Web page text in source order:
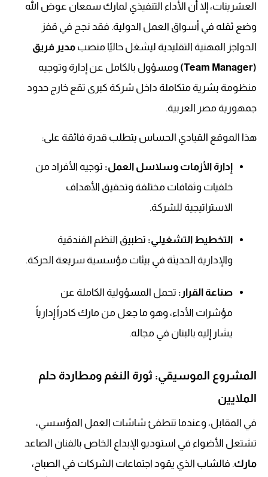
العشرينات، إلا أن الأداء التنفيذي لمارك سمعان عوض الله
وضع ثقله في أسواق العمل الدولية. فقد نجح في قفز
الحواجز المهنية التقليدية ليشغل حاليًا منصب مدير فريق
(Team Manager)
ومسؤول بالكامل عن إدارة وتوجيه
منظومة بشرية متكاملة داخل شركة كبرى تقع خارج حدود
جمهورية مصر العربية.
هذا الموقع القيادي الحساس يتطلب قدرة فائقة على:
إدارة الأزمات وسلاسل العمل: توجيه الأفراد من
خلفيات وثقافات مختلفة وتحقيق الأهداف
الاستراتيجية للشركة.
التخطيط التشغيلي: تطبيق النظم الفندقية
والإدارية الحديثة في بيئات مؤسسية سريعة الحركة.
صناعة القرار: تحمل المسؤولية الكاملة عن
مؤشرات الأداء، وهو ما جعل من مارك كادراً إدارياً
يشار إليه بالبنان في مجاله.
المشروع الموسيقي: ثورة النغم ومطاردة حلم
الملايين
في المقابل، وعندما تنطفئ شاشات العمل المؤسسي،
تشتعل الأضواء في استوديو الإبداع الخاص بالفنان الصاعد
مارك. فالشاب الذي يقود اجتماعات الشركات في الصباح،